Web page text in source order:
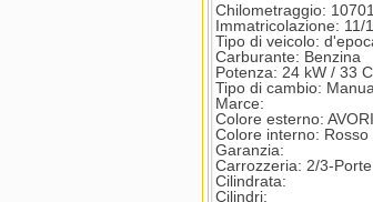
Chilometraggio: 10701
Immatricolazione: 11/
Tipo di veicolo:
Carburante: Benzina
Potenza: 24 kW / 33
Tipo di cambio:
Marce:
Colore esterno:
Colore interno: Rosso
Garanzia:
Carrozzeria: 2/3-Porte
Cilindrata:
Cilindri: